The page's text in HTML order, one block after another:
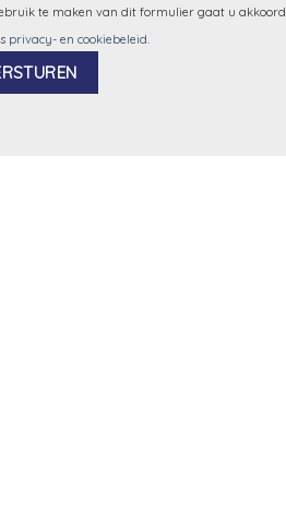
te maken van dit formulier gaat u akkoord
privacy- en cookiebeleid.